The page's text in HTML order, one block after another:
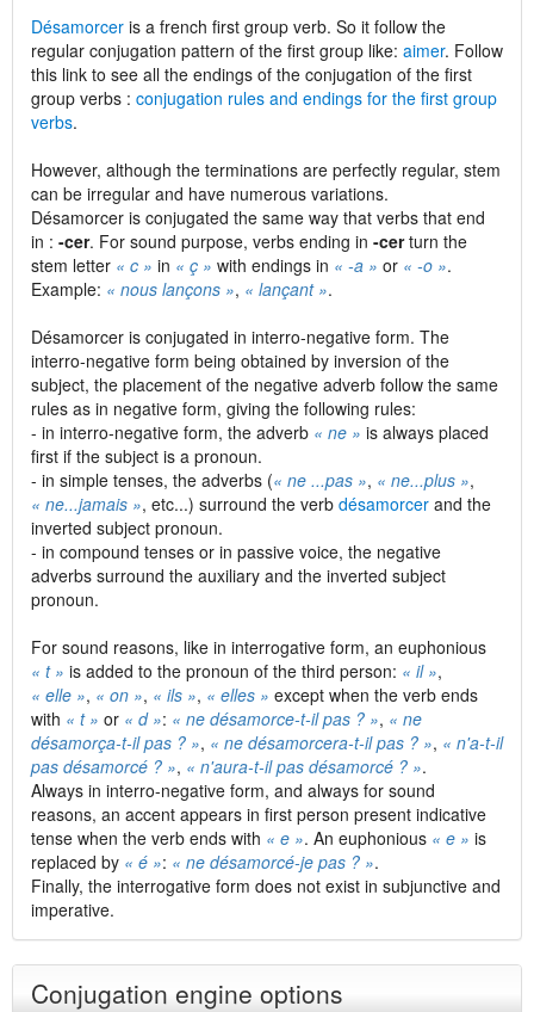
Désamorcer is a french first group verb. So it follow the
regular conjugation pattern of the first group like: aimer. Follow
this link to see all the endings of the conjugation of the first
group verbs : conjugation rules and endings for the first group
verbs.
However, although the terminations are perfectly regular, stem
can be irregular and have numerous variations.
Désamorcer is conjugated the same way that verbs that end
in : -cer. For sound purpose, verbs ending in -certurn the
stem letter « c » in « ç » with endings in « -a » or « -o ».
Example: « nous lançons », « lançant ».
Désamorcer is conjugated in interro-negative form. The
interro-negative form being obtained by inversion of the
subject, the placement of the negative adverb follow the same
rules as in negative form, giving the following rules:
- in interro-negative form, the adverb « ne » is always placed
first if the subject is a pronoun.
- in simple tenses, the adverbs (« ne ...pas », « ne...plus »,
« ne...jamais », etc...) surround the verb désamorcer and the
inverted subject pronoun.
- in compound tenses or in passive voice, the negative
adverbs surround the auxiliary and the inverted subject
pronoun.
For sound reasons, like in interrogative form, an euphonious
« t » is added to the pronoun of the third person: « il »,
« elle », « on », « ils », « elles » except when the verb ends
with « t » or « d »: « ne désamorce-t-il pas ? », « ne
désamorça-t-il pas ? », « ne désamorcera-t-il pas ? », « n'a-t-il
pas désamorcé ? », « n'aura-t-il pas désamorcé ? ».
Always in interro-negative form, and always for sound
reasons, an accent appears in first person present indicative
tense when the verb ends with « e ». An euphonious « e » is
replaced by « é »: « ne désamorcé-je pas ? ».
Finally, the interrogative form does not exist in subjunctive and
imperative.
Conjugation engine options